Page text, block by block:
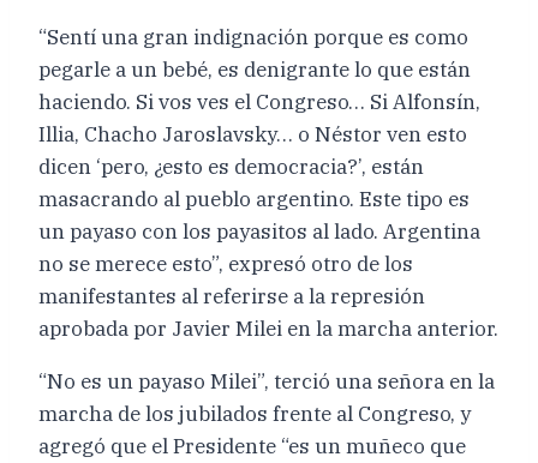
“Sentí una gran indignación porque es como
pegarle a un bebé, es denigrante lo que están
haciendo. Si vos ves el Congreso… Si Alfonsín,
Illia, Chacho Jaroslavsky… o Néstor ven esto
dicen ‘pero, ¿esto es democracia?’, están
masacrando al pueblo argentino. Este tipo es
un payaso con los payasitos al lado. Argentina
no se merece esto”, expresó otro de los
manifestantes al referirse a la represión
aprobada por Javier Milei en la marcha anterior.
“No es un payaso Milei”, terció una señora en la
marcha de los jubilados frente al Congreso, y
agregó que el Presidente “es un muñeco que